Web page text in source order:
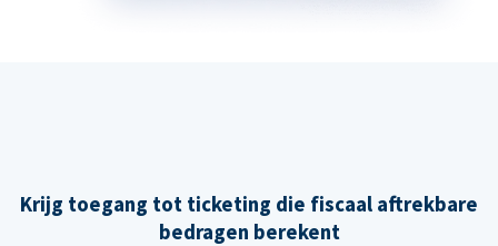
Krijg toegang tot ticketing die fiscaal aftrekbare
bedragen berekent